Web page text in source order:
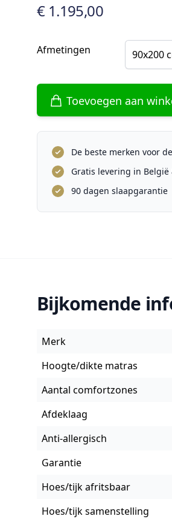
€ 1.195,00
Afmetingen 90x200
Toevoegen aan
De beste merken voor
Gratis levering in
90 dagen slaapgarantie
Bijkomende
Merk
Hoogte/dikte matras
Aantal comfortzones
Afdeklaag
Anti-allergisch
Garantie
Hoes/tijk afritsbaar
Hoes/tijk samenstelling